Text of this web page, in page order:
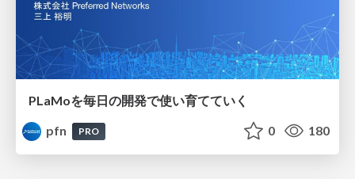
PLaMoを毎日の開発で使い育てていく
pfn
PRO 0 180